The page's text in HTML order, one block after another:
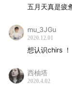
五月天真是疲
mu_3JGu
2020.12.01
想认识chirs ！
西柚塔
2020.4.02